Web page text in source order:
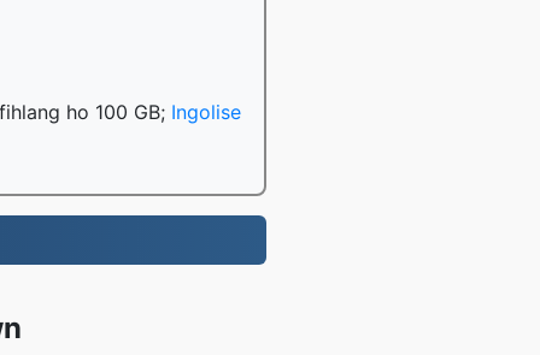
ho 100 GB; Ingolise